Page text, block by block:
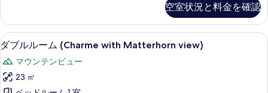
べ
て
の
写
真
ー
ム
(Charme)
の
詳
細
空室状況と料金を確認
ダ
ブ
ル
ル
ダブルルーム (Charme with
5
ダブルルーム (Charme with Matterhorn view)
マウンテンビュー
23 ㎡